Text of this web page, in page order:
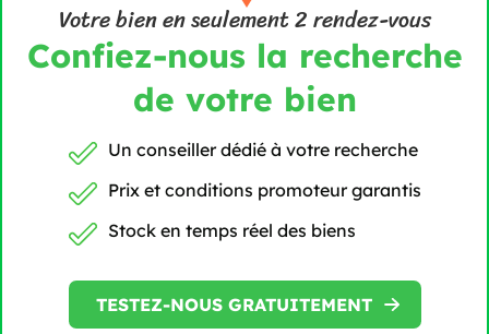
Confiez-nous la recherche
de votre bien
Votre bien en seulement 2 rendez-vous
Un conseiller dédié à votre recherche
Prix et conditions promoteur garantis
Stock en temps réel des biens
TESTEZ-NOUS GRATUITEMENT